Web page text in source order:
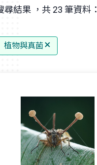
尋結果 ，共 23 筆資料：
植物與真菌